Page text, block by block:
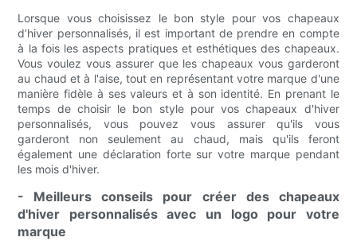
Lorsque vous choisissez le bon style pour vos chapeaux
d’hiver personnalisés, il est important de prendre en compte
à la fois les aspects pratiques et esthétiques des chapeaux.
Vous voulez vous assurer que les chapeaux vous garderont
au chaud et à l'aise, tout en représentant votre marque d'une
manière fidèle à ses valeurs et à son identité. En prenant le
temps de choisir le bon style pour vos chapeaux d'hiver
personnalisés, vous pouvez vous assurer qu'ils vous
garderont non seulement au chaud, mais qu'ils feront
également une déclaration forte sur votre marque pendant
les mois d'hiver.
- Meilleurs conseils pour créer des chapeaux
d'hiver personnalisés avec un logo pour votre
marque